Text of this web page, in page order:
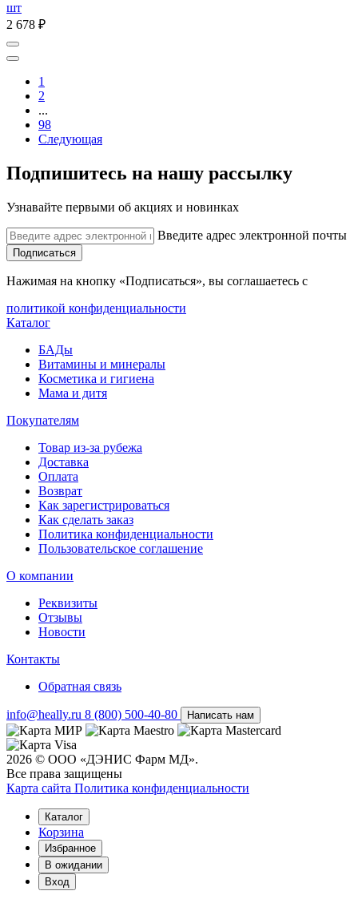
шт
2 678 ₽
1
2
...
98
Следующая
Подпишитесь на нашу рассылку
Узнавайте первыми об акциях и новинках
Введите адрес электронной почты
Подписаться
Нажимая на кнопку «Подписаться», вы соглашаетесь с
политикой конфиденциальности
Каталог
БАДы
Витамины и минералы
Косметика и гигиена
Мама и дитя
Покупателям
Товар из-за рубежа
Доставка
Оплата
Возврат
Как зарегистрироваться
Как сделать заказ
Политика конфиденциальности
Пользовательское соглашение
О компании
Реквизиты
Отзывы
Новости
Контакты
Обратная связь
info@heally.ru 8 (800) 500-40-80 Написать нам
2026 © ООО «ДЭНИС Фарм МД».
Все права защищены
Карта сайта Политика конфиден­циальности
Каталог
Корзина
Избранное
В ожидании
Вход